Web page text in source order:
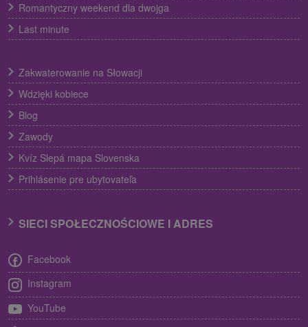
Romantyczny weekend dla dwojga
Last minute
Zakwaterowanie na Słowacji
Wdzięki kobiece
Blog
Zawody
Kvíz Slepá mapa Slovenska
Prihlásenie pre ubytovateľa
SIECI SPOŁECZNOŚCIOWE I ADRES
Facebook
Instagram
YouTube